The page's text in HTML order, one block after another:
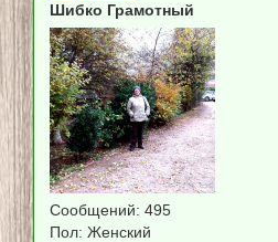
Шибко Грамотный
Сообщений: 495
Пол: Женский